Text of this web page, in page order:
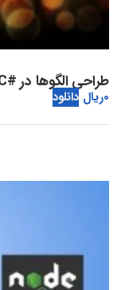
طراحی الگوها در #C و NET.
0ریال دانلود